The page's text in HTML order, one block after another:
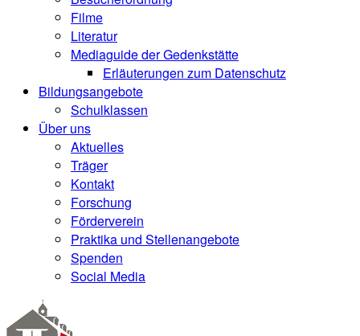
Filme
Literatur
Mediaguide der Gedenkstätte
Erläuterungen zum Datenschutz
Bildungsangebote
Schulklassen
Über uns
Aktuelles
Träger
Kontakt
Forschung
Förderverein
Praktika und Stellenangebote
Spenden
Social Media